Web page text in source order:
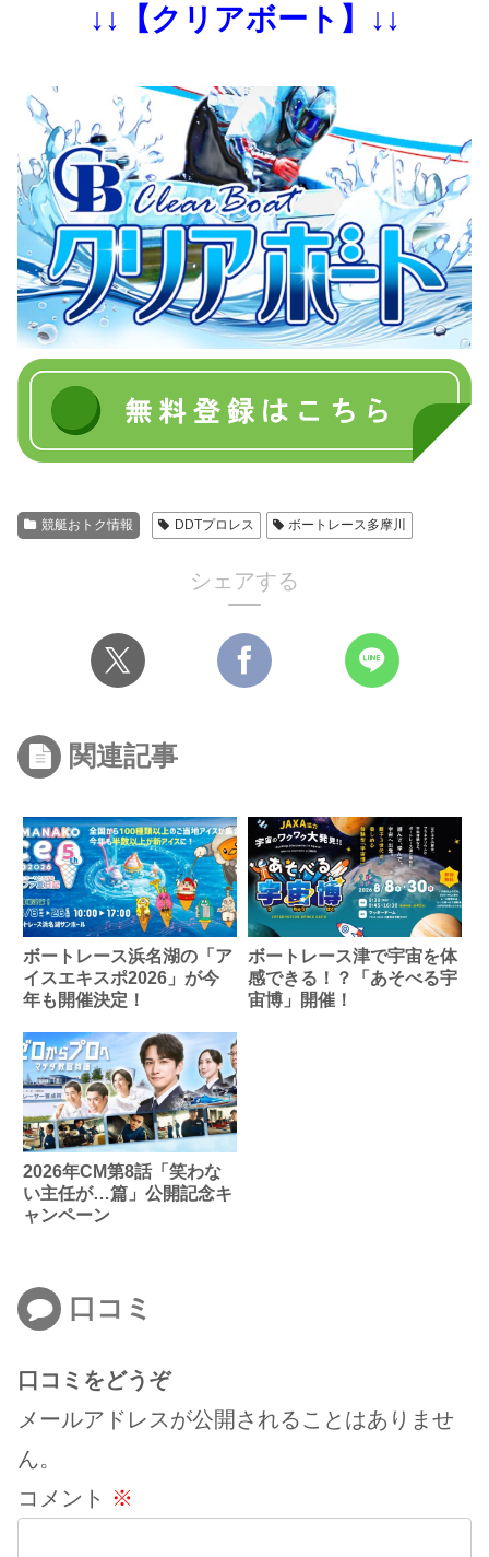
↓↓【クリアボート】↓↓
競艇おトク情報 DDTプロレス ボートレース多摩川
シェアする
関連記事
ボートレース浜名湖の「ア
イスエキスポ2026」が今
年も開催決定！
ボートレース津で宇宙を体
感できる！？「あそべる宇
宙博」開催！
2026年CM第8話「笑わな
い主任が…篇」公開記念キ
ャンペーン
口コミ
口コミをどうぞ
メールアドレスが公開されることはありませ
ん。
コメント ※